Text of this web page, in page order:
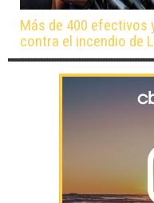
Más de 400 efectivos
contra el incendio de